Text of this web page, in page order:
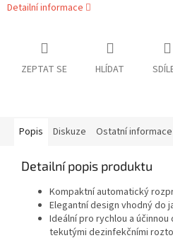
Detailní informace
ZEPTAT SE HLÍDAT
Popis Diskuze Ostatní informace
Detailní popis produktu
Kompaktní automatický
Elegantní design vhodný do
Ideální pro rychlou a
tekutými dezinfekčními